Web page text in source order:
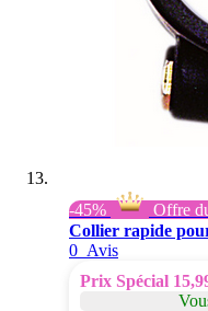
-45%
Offre
Collier rapide
0 Avis
Prix Spécial